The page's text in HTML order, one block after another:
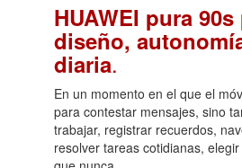
HUAWEI pura
diseño,
diaria.
En un momento en el que el
para contestar mensajes, sino
trabajar, registrar recuerdos,
resolver tareas cotidianas,